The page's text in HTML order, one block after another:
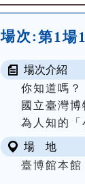
場次:第1場
場次介紹
你知道嗎？
國立臺灣
為人知的「
場 地
臺博館本館